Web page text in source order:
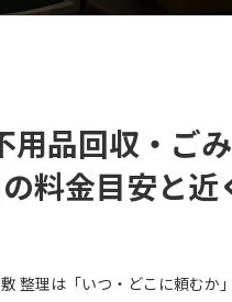
新
用品回収・ご
料金目安と近
整理は「いつ・どこに頼むか